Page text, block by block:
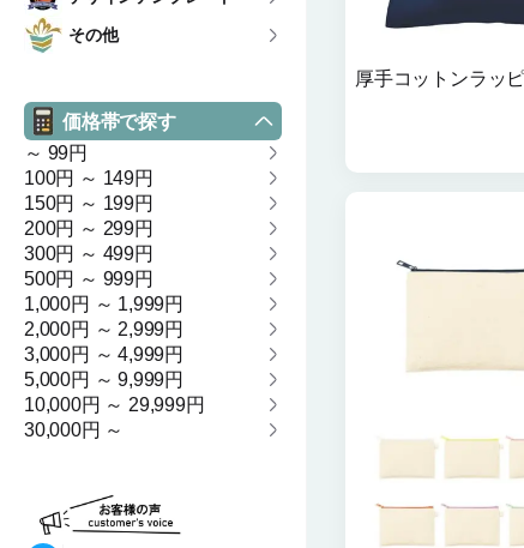
その他
価格帯で探す
～ 99円
100円 ～ 149円
150円 ～ 199円
200円 ～ 299円
300円 ～ 499円
500円 ～ 999円
1,000円 ～ 1,999円
2,000円 ～ 2,999円
3,000円 ～ 4,999円
5,000円 ～ 9,999円
10,000円 ～ 29,999円
30,000円 ～
厚手コットンラッ